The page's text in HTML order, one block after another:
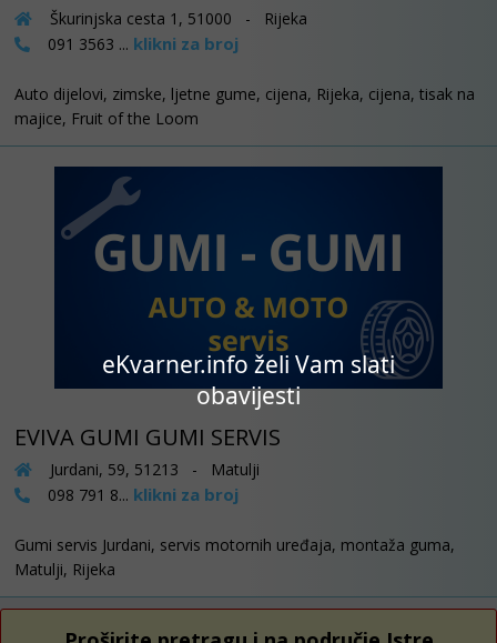
eKvarner.info želi Vam slati
obavijesti
Škurinjska cesta 1, 51000 - Rijeka
091 3563 ... klikni za broj
Auto dijelovi, zimske, ljetne gume, cijena, Rijeka, cijena, tisak na
majice, Fruit of the Loom
EVIVA GUMI GUMI SERVIS
Jurdani, 59, 51213 - Matulji
098 791 8... klikni za broj
Gumi servis Jurdani, servis motornih uređaja, montaža guma,
Matulji, Rijeka